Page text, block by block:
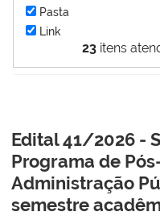
23itens
Pasta
Link
Edital 41/2026 -
Programa de
Administração
semestre